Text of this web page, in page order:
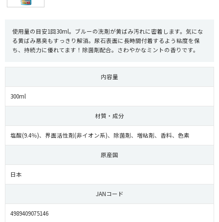
使用量の目安1回30ml。ブルーの洗剤が黄ばみ汚れに密着します。気にな
る黄ばみ悪臭もすっきり解消。尿石表面に長時間付着するよう粘度を保
ち、持続力に優れてます！除菌剤配合。さわやかなミントの香りです。
内容量
300ml
材質・成分
塩酸(9.4％)、界面活性剤(非イオン系)、除菌剤、増粘剤、香料、色素
原産国
日本
JANコード
4989409075146